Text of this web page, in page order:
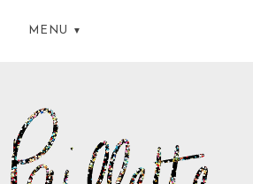
MENU